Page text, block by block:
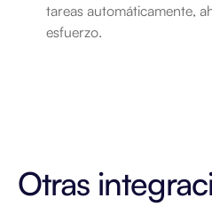
tareas automáticamente,
esfuerzo.
Otras